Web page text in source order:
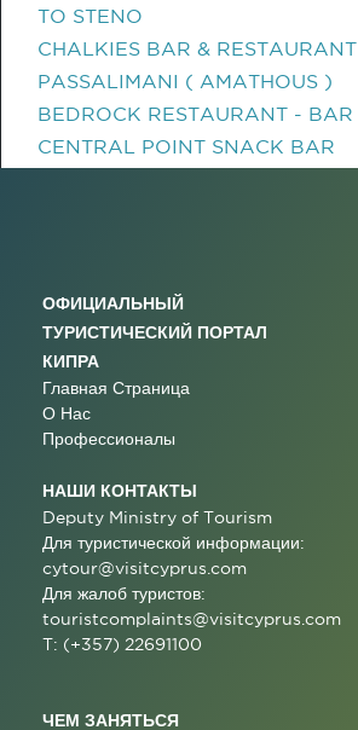
TO STENO
CHALKIES BAR & RESTAURANT
PASSALIMANI ( AMATHOUS )
BEDROCK RESTAURANT - BAR
CENTRAL POINT SNACK BAR
ОФИЦИАЛЬНЫЙ
ТУРИСТИЧЕСКИЙ ПОРТАЛ
КИПРА
Главная Страница
О Нас
Профессионалы
НАШИ КОНТАКТЫ
Deputy Ministry of Tourism
Для туристической информации:
cytour@visitcyprus.com
Для жалоб туристов:
touristcomplaints@visitcyprus.com
T: (+357) 22691100
ЧЕМ ЗАНЯТЬСЯ